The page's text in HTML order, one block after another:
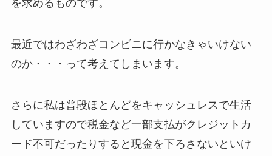
を求めるものです。
最近ではわざわざコンビニに行かなきゃいけない
のか・・・って考えてしまいます。
さらに私は普段ほとんどをキャッシュレスで生活
していますので税金など一部支払がクレジットカ
ード不可だったりすると現金を下ろさないといけ